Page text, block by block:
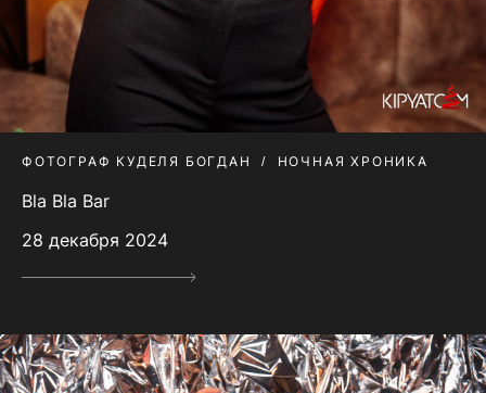
ФОТОГРАФ КУДЕЛЯ БОГДАН НОЧНАЯ ХРОНИКА
Bla Bla Bar
28 декабря 2024